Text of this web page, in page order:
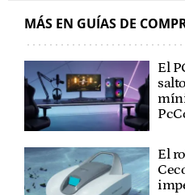
MÁS EN GUÍAS DE
El
El